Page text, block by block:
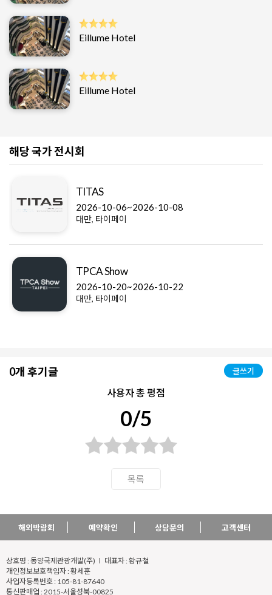
Eillume Hotel
Eillume Hotel
해당 국가 전시회
TITAS
2026-10-06~2026-10-08
대만, 타이페이
TPCA Show
2026-10-20~2026-10-22
대만, 타이페이
0개 후기글 글쓰기
사용자 총 평점
0/5
목록
해외박람회 예약확인 상담문의 고객센터
상호명 : 동양국제관광개발(주) l 대표자 : 황규철
개인정보보호책임자 : 황세훈
사업자등록번호 : 105-81-87640
통신판매업 : 2015-서울성북-00825